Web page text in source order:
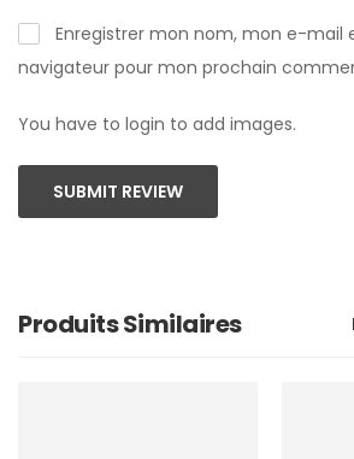
Enregistrer mon nom, mon e-mail
navigateur pour mon prochain
You have to login to add images.
SUBMIT REVIEW
Produits Similaires